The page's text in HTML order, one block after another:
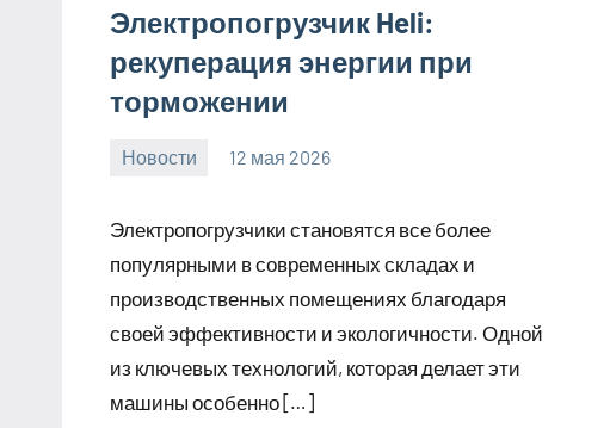
Электропогрузчик Heli:
рекуперация энергии при
торможении
Новости 12 мая 2026
Электропогрузчики становятся все более
популярными в современных складах и
производственных помещениях благодаря
своей эффективности и экологичности. Одной
из ключевых технологий, которая делает эти
машины особенно […]